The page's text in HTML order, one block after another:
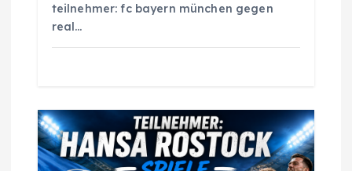
teilnehmer: fc bayern münchen gegen
real…